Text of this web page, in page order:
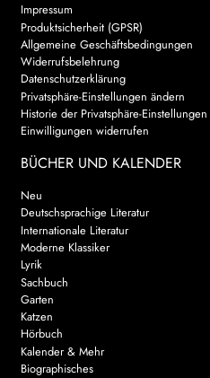
Impressum
Produktsicherheit (GPSR)
Allgemeine Geschäftsbedingungen
Widerrufsbelehrung
Datenschutzerklärung
Privatsphäre-Einstellungen ändern
Historie der Privatsphäre-Einstellungen
Einwilligungen widerrufen
BÜCHER UND KALENDER
Neu
Deutschsprachige Literatur
Internationale Literatur
Moderne Klassiker
Lyrik
Sachbuch
Garten
Katzen
Hörbuch
Kalender & Mehr
Biographisches